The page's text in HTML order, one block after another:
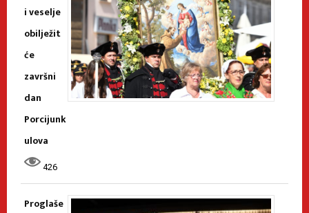
i veselje
obilježit
će
završni
dan
Porcijunk
ulova
426
Proglaše